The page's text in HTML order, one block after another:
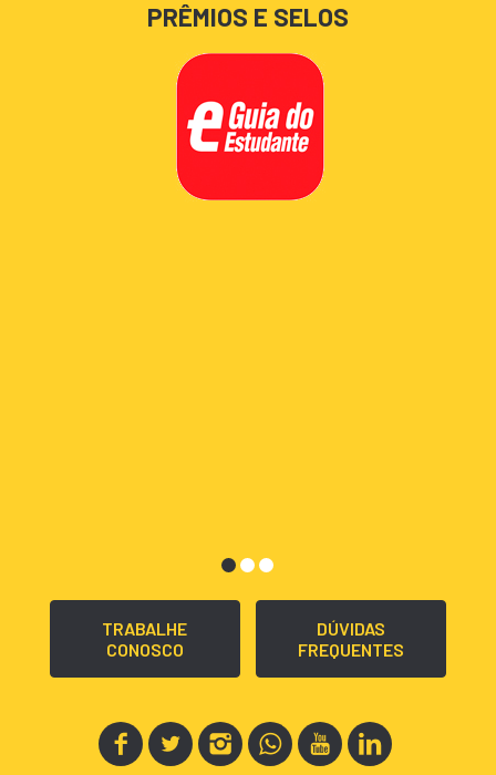
PRÊMIOS E SELOS
TRABALHE
CONOSCO
DÚVIDAS
FREQUENTES